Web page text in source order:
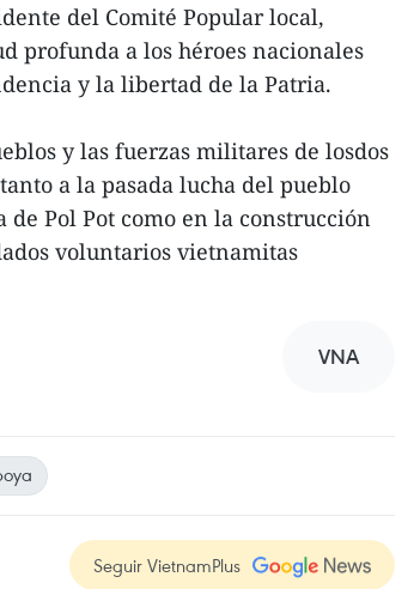
del Comité Popular local,
profunda a los héroes nacionales
y la libertad de la Patria.
y las fuerzas militares de losdos
a la pasada lucha del pueblo
Pol Pot como en la construcción
voluntarios vietnamitas
VNA
Seguir VietnamPlus